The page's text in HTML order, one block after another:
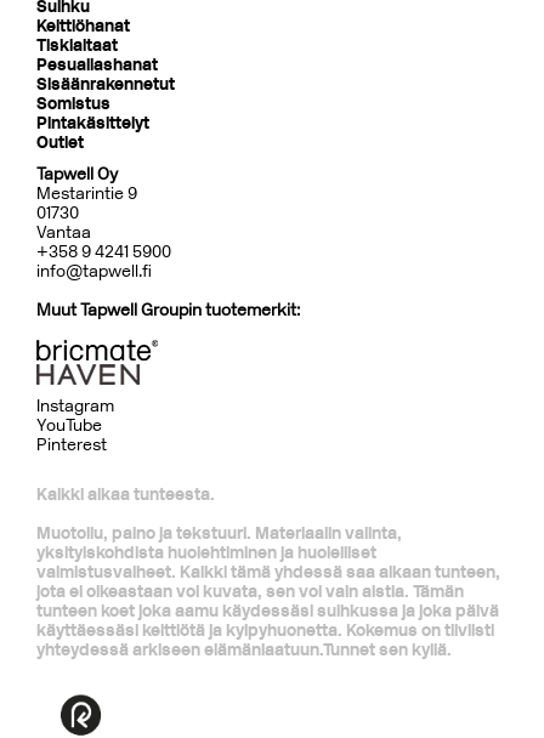
Suihku
Keittiöhanat
Tiskialtaat
Pesuallashanat
Sisäänrakennetut
Somistus
Pintakäsittelyt
Outlet
Tapwell Oy
Mestarintie 9
01730
Vantaa
+358 9 4241 5900
info@tapwell.fi
Muut Tapwell Groupin tuotemerkit:
Kaikki alkaa tunteesta.
Muotoilu, paino ja tekstuuri. Materiaalin valinta,
yksityiskohdista huolehtiminen ja huolelliset
valmistusvaiheet. Kaikki tämä yhdessä saa aikaan tunteen,
jota ei oikeastaan voi kuvata, sen voi vain aistia. Tämän
tunteen koet joka aamu käydessäsi suihkussa ja joka päivä
käyttäessäsi keittiötä ja kylpyhuonetta. Kokemus on tiiviisti
yhteydessä arkiseen elämänlaatuun.Tunnet sen kyllä.
Instagram
YouTube
Pinterest